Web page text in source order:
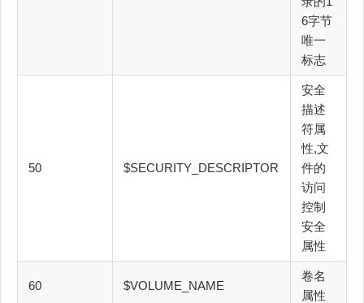
6字节
唯一
标志
50 $SECURITY_DESCRIPTOR
安全
描述
符属
性,文
件的
访问
控制
安全
属性
60 $VOLUME_NAME
卷名
属性